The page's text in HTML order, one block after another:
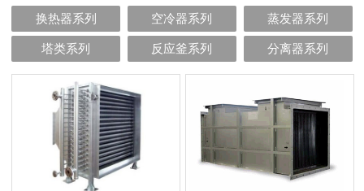
换热器系列 空冷器系列 蒸发器系列
塔类系列 反应釜系列 分离器系列